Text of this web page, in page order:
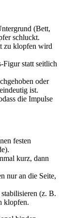
(Bett,
schluckt.
zu klopfen wird
statt seitlich
oder
ist.
die Impulse
festen
kurz, dann
nur an die Seite,
(z. B.
klopfen.